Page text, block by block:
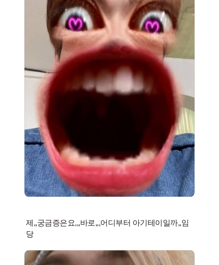
제,,궁금증은요,,,바로,,,어디부터 아기테이일까,,임
당